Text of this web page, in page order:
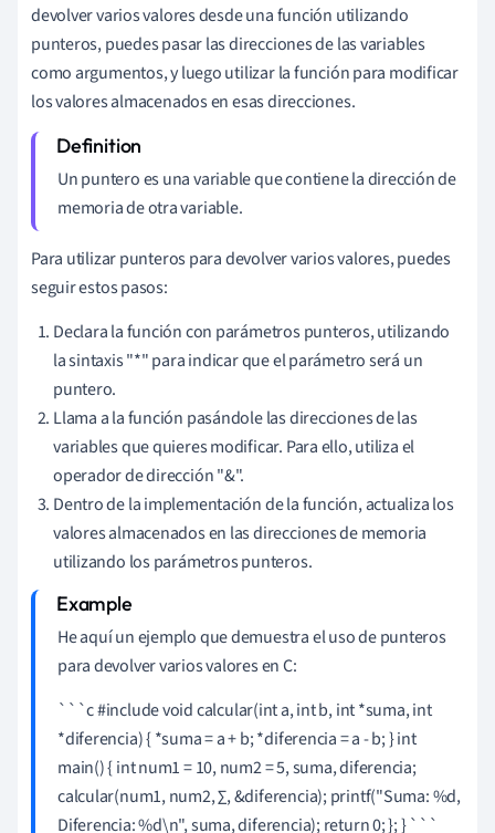
devolver varios valores desde una función utilizando
punteros, puedes pasar las direcciones de las variables
como argumentos, y luego utilizar la función para modificar
los valores almacenados en esas direcciones.
Un puntero es una variable que contiene la dirección de
memoria de otra variable.
Para utilizar punteros para devolver varios valores, puedes
seguir estos pasos:
Declara la función con parámetros punteros, utilizando
la sintaxis "*" para indicar que el parámetro será un
puntero.
Llama a la función pasándole las direcciones de las
variables que quieres modificar. Para ello, utiliza el
operador de dirección "&".
Dentro de la implementación de la función, actualiza los
valores almacenados en las direcciones de memoria
utilizando los parámetros punteros.
He aquí un ejemplo que demuestra el uso de punteros
para devolver varios valores en C:
```c #includevoid calcular(int a, int b, int *suma, int
*diferencia) { *suma = a + b; *diferencia = a - b; } int
main() { int num1 = 10, num2 = 5, suma, diferencia;
calcular(num1, num2, ∑, &diferencia); printf("Suma: %d,
Diferencia: %d\n", suma, diferencia); return 0; }; } ```